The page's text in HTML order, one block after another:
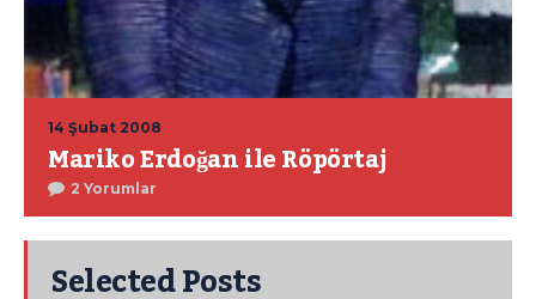
14 Şubat 2008
Mariko Erdoğan ile Röpörtaj
2 Yorumlar
Selected Posts